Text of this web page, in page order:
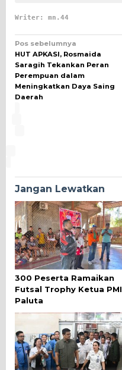
Writer: mn.44
Navigasi
pos
Pos sebelumnya
HUT APKASI, Rosmaida
Saragih Tekankan Peran
Perempuan dalam
Meningkatkan Daya Saing
Daerah
Jangan Lewatkan
300 Peserta Ramaikan
Futsal Trophy Ketua PMI
Paluta